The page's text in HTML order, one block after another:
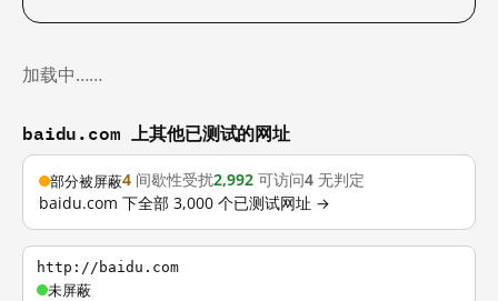
加载中……
baidu.com 上其他已测试的网址
部分被屏蔽4 间歇性受扰2,992 可访问4 无判定
baidu.com 下全部 3,000 个已测试网址 →
http://baidu.com
未屏蔽